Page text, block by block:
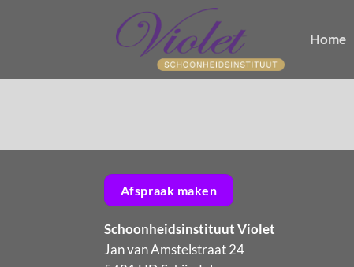
Home
Afspraak maken
Schoonheidsinstituut Violet
Jan van Amstelstraat 24